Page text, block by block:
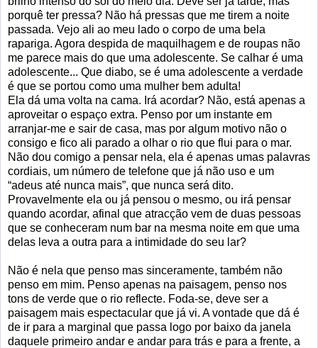
porquê ter pressa? Não há pressas que me tirem a noite
passada. Vejo ali ao meu lado o corpo de uma bela
rapariga. Agora despida de maquilhagem e de roupas não
me parece mais do que uma adolescente. Se calhar é uma
adolescente... Que diabo, se é uma adolescente a verdade
é que se portou como uma mulher bem adulta!
Ela dá uma volta na cama. Irá acordar? Não, está apenas a
aproveitar o espaço extra. Penso por um instante em
arranjar-me e sair de casa, mas por algum motivo não o
consigo e fico ali parado a olhar o rio que flui para o mar.
Não dou comigo a pensar nela, ela é apenas umas palavras
cordiais, um número de telefone que já não uso e um
“adeus até nunca mais”, que nunca será dito.
Provavelmente ela ou já pensou o mesmo, ou irá pensar
quando acordar, afinal que atracção vem de duas pessoas
que se conheceram num bar na mesma noite em que uma
delas leva a outra para a intimidade do seu lar?
Não é nela que penso mas sinceramente, também não
penso em mim. Penso apenas na paisagem, penso nos
tons de verde que o rio reflecte. Foda-se, deve ser a
paisagem mais espectacular que já vi. A vontade que dá é
de ir para a marginal que passa logo por baixo da janela
daquele primeiro andar e andar para trás e para a frente, a